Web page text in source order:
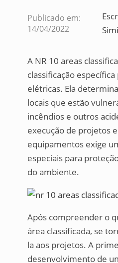
Publicado em:
14/04/2022
A NR 10 areas
classificação
elétricas. Ela
locais que estão
incêndios e outros
execução de projetos
equipamentos exige
especiais para
do ambiente.
Após compreender o
área classificada, se
la aos projetos. A
desenvolvimento de